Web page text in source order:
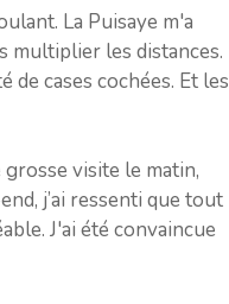
La Puisaye m'a
multiplier les distances.
cases cochées. Et les
visite le matin,
j’ai ressenti que tout
J'ai été convaincue